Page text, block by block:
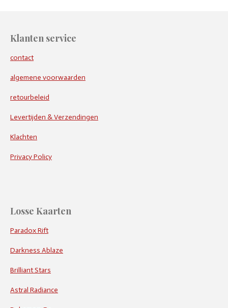
Klanten service
contact
algemene voorwaarden
retourbeleid
Levertijden & Verzendingen
Klachten
Privacy Policy
Losse Kaarten
Paradox Rift
Darkness Ablaze
Brilliant Stars
Astral Radiance